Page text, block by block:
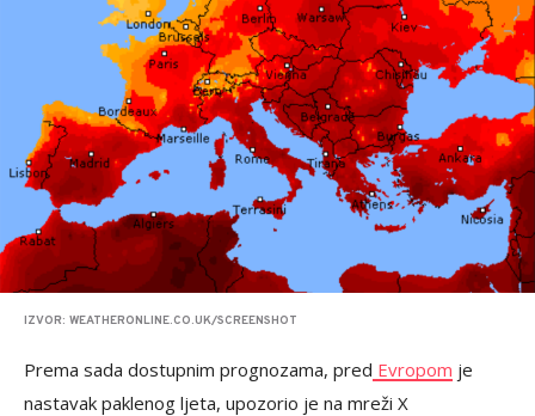
IZVOR: WEATHERONLINE.CO.UK/SCREENSHOT
Prema sada dostupnim prognozama, pred Evropom je
nastavak paklenog ljeta, upozorio je na mreži X